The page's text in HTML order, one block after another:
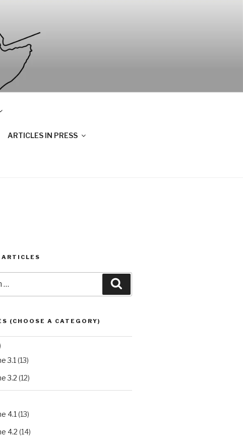
ARTICLES IN PRESS
ARTICLES
(CHOOSE A CATEGORY)
3.1 (13)
3.2 (12)
4.1 (13)
4.2 (14)